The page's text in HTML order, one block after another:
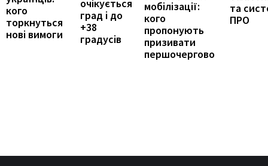
кого
торкнуться
нові вимоги
очікується
град і до
+38
градусів
мобілізації:
кого
пропонують
призивати
першочергово
та
ПРО